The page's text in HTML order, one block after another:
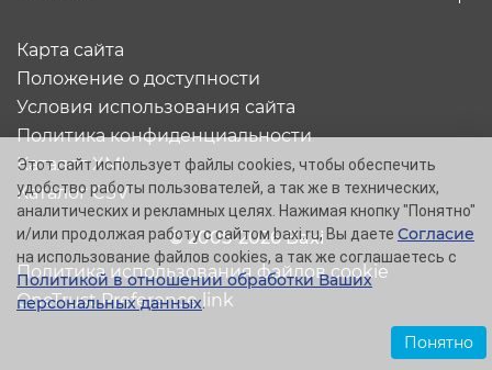
© 2005-2026 Baxi
Карта сайта
Положение о доступности
Условия использования сайта
Политика конфиденциальности
Каталог XML
Каталог CSV
Политика использования файлов cookie
OneTrust Preference link
Этот сайт использует файлы cookies, чтобы обеспечить
удобство работы пользователей, а так же в технических,
аналитических и рекламных целях. Нажимая кнопку "Понятно"
и/или продолжая работу с сайтом baxi.ru, Вы даете Согласие
на использование файлов cookies, а так же соглашаетесь с
Политикой в отношении обработки Ваших
персональных данных.
Понятно